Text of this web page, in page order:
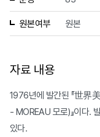
원본여부 원본
자료 내용
1976년에 발간된 『世界
- MOREAU 모로)』이다.
있다.